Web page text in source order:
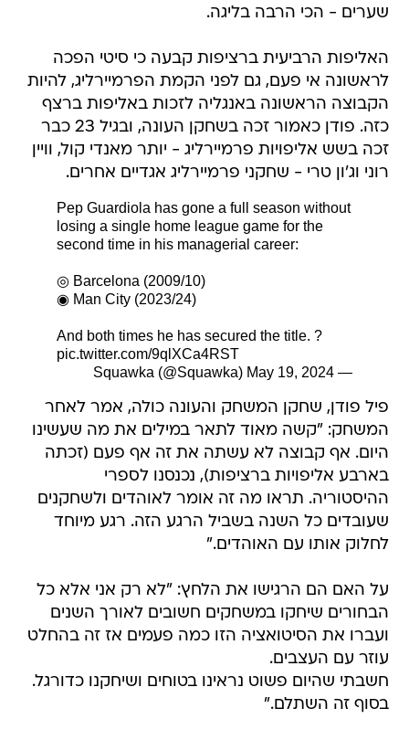
שערים - הכי הרבה בליגה.
האליפות הרביעית ברציפות קבעה כי סיטי הפכה
לראשונה אי פעם, גם לפני הקמת הפרמיירליג, להיות
הקבוצה הראשונה באנגליה לזכות באליפות ברצף
כזה. פודן כאמור זכה בשחקן העונה, ובגיל 23 כבר
זכה בשש אליפויות פרמיירליג - יותר מאנדי קול, וויין
רוני וג'ון טרי - שחקני פרמיירליג אגדיים אחרים.
Pep Guardiola has gone a full season without
losing a single home league game for the
second time in his managerial career:
◎ Barcelona (2009/10)
◉ Man City (2023/24)
And both times he has secured the title. ?
pic.twitter.com/9qlXCa4RST
— Squawka (@Squawka)
May 19, 2024
פיל פודן, שחקן המשחק והעונה כולה, אמר לאחר
המשחק: "קשה מאוד לתאר במילים את מה שעשינו
היום. אף קבוצה לא עשתה את זה אף פעם (זכתה
בארבע אליפויות ברציפות), נכנסנו לספרי
ההיסטוריה. תראו מה זה אומר לאוהדים ולשחקנים
שעובדים כל השנה בשביל הרגע הזה. רגע מיוחד
לחלוק אותו עם האוהדים."
על האם הם הרגישו את הלחץ: "לא רק אני אלא כל
הבחורים שיחקו במשחקים חשובים לאורך השנים
ועברו את הסיטואציה הזו כמה פעמים אז זה בהחלט
עוזר עם העצבים.
חשבתי שהיום פשוט נראינו בטוחים ושיחקנו כדורגל.
בסוף זה השתלם."